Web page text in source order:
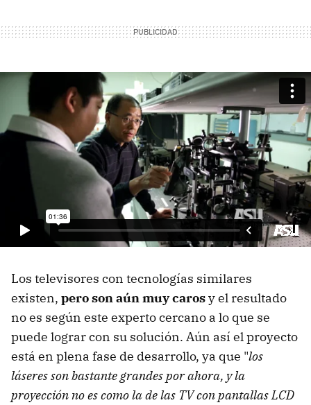
Los televisores con tecnologías similares
existen, pero son aún muy carosy el resultado
no es según este experto cercano a lo que se
puede lograr con su solución. Aún así el proyecto
está en plena fase de desarrollo, ya que "los
láseres son bastante grandes por ahora, y la
proyección no es como la de las TV con pantallas LCD